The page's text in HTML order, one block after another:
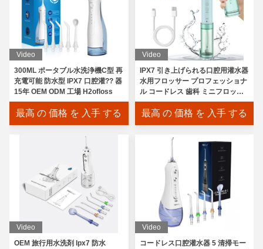
Video
300ML ポータブル水洗浄機C型 再
充電可能 防水型 IPX7 口腔灌?? 器
15年 OEM ODM 工場 H2ofloss
最高 の 価格 を 入手 する
Video
IPX7 引き上げられる口腔用灌水器
水用フロッサー プロフェッショナ
ル コードレス 歯科 ミニフロッサ
ー
最高 の 価格 を 入手 する
Video
OEM 旅行用水洗剤 Ipx7 防水
Video
コードレス口腔灌水器 5 清掃モー